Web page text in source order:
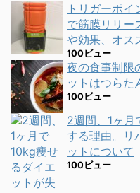
トリガーポ
で筋膜リリー
や効果、オス
100ビュー
夜の食事制限
ットはつらた
100ビュー
2週間、1ヶ月
する理由。リ
ットについて
100ビュー